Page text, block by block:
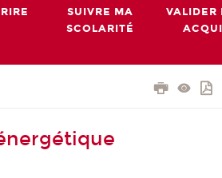
SUIVRE MA
SCOLARITÉ
VALIDER